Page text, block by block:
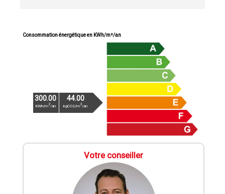
Consommation énergétique en KWh/m²/an
300.00
KWh/m2/an
44.00
kgCO2/m2/an
Votre conseiller